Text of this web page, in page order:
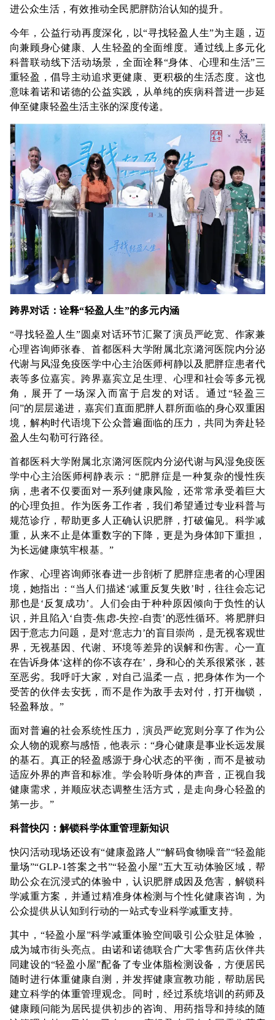
进公众生活，有效推动全民肥胖防治认知的提升。
今年，公益行动再度深化，以“寻找轻盈人生”为主题，迈
向兼顾身心健康、人生轻盈的全面维度。通过线上多元化
科普联动线下活动场景，全面诠释“身体、心理和生活”三
重轻盈，倡导主动追求更健康、更积极的生活态度。这也
意味着诺和诺德的公益实践，从单纯的疾病科普进一步延
伸至健康轻盈生活主张的深度传递。
跨界对话：诠释“轻盈人生”的多元内涵
“寻找轻盈人生”圆桌对话环节汇聚了演员严屹宽、作家兼
心理咨询师张春、首都医科大学附属北京潞河医院内分泌
代谢与风湿免疫医学中心主治医师柯静以及肥胖症患者代
表等多位嘉宾。跨界嘉宾立足生理、心理和社会等多元视
角，展开了一场深入而富于启发的对话。通过“轻盈三
问”的层层递进，嘉宾们直面肥胖人群所面临的身心双重困
境，解构时代语境下公众普遍面临的压力，共同为奔赴轻
盈人生勾勒可行路径。
首都医科大学附属北京潞河医院内分泌代谢与风湿免疫医
学中心主治医师柯静表示：“肥胖症是一种复杂的慢性疾
病，患者不仅要面对一系列健康风险，还常常承受着巨大
的心理负担。作为医务工作者，我们希望通过专业科普与
规范诊疗，帮助更多人正确认识肥胖，打破偏见。科学减
重，从来不止是体重数字的下降，更是为身体卸下重担，
为长远健康筑牢根基。”
作家、心理咨询师张春进一步剖析了肥胖症患者的心理困
境，她指出：“当人们描述‘减重反复失败’时，往往会忘记
那也是‘反复成功’。人们会由于种种原因倾向于负性的认
识，并且陷入‘自责-焦虑-失控-自责’的恶性循环。将肥胖归
因于意志力问题，是对‘意志力’的盲目崇尚，是无视客观世
界，无视基因、代谢、环境等差异的误解和伤害。心一直
在告诉身体‘这样的你不该存在’，身和心的关系很紧张，甚
至恶劣。我呼吁大家，对自己温柔一点，把身体作为一个
受苦的伙伴去安抚，而不是作为敌手去对付，打开枷锁，
轻盈释放。”
面对普遍的社会系统性压力，演员严屹宽则分享了作为公
众人物的观察与感悟，他表示：“身心健康是事业长远发展
的基石。真正的轻盈感源于身心状态的平衡，而不是被动
适应外界的声音和标准。学会聆听身体的声音，正视自我
健康需求，并顺应状态调整生活方式，是走向身心轻盈的
第一步。”
科普快闪：解锁科学体重管理新知识
快闪活动现场还设有“健康盈路人”“解码食物噪音”“轻盈能
量场”“GLP-1答案之书”“轻盈小屋”五大互动体验区域，帮
助公众在沉浸式的体验中，认识肥胖成因及危害，解锁科
学减重方案，并通过精准身体检测与个性化健康咨询，为
公众提供从认知到行动的一站式专业科学减重支持。
其中，“轻盈小屋”科学减重体验空间吸引公众驻足体验，
成为城市街头亮点。由诺和诺德联合广大零售药店伙伴共
同建设的“轻盈小屋”配备了专业体脂检测设备，方便居民
随时进行体重健康自测，并发挥健康宣教功能，帮助居民
建立科学的体重管理观念。同时，经过系统培训的药师及
健康顾问能为居民提供初步的咨询、用药指导和持续的随